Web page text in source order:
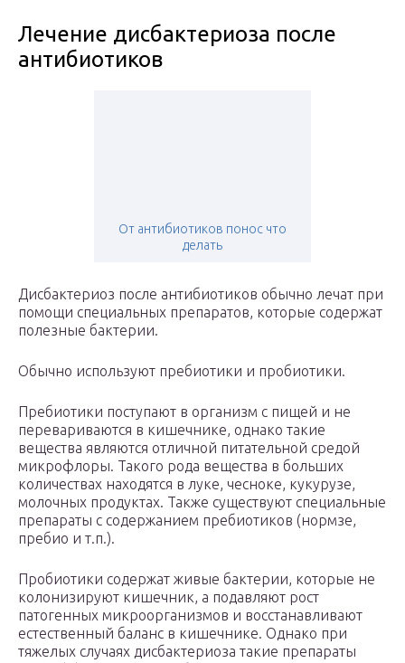
Лечение дисбактериоза после
антибиотиков
От антибиотиков понос что
делать
Дисбактериоз после антибиотиков обычно лечат при
помощи специальных препаратов, которые содержат
полезные бактерии.
Обычно используют пребиотики и пробиотики.
Пребиотики поступают в организм с пищей и не
перевариваются в кишечнике, однако такие
вещества являются отличной питательной средой
микрофлоры. Такого рода вещества в больших
количествах находятся в луке, чесноке, кукурузе,
молочных продуктах. Также существуют специальные
препараты с содержанием пребиотиков (нормзе,
пребио и т.п.).
Пробиотики содержат живые бактерии, которые не
колонизируют кишечник, а подавляют рост
патогенных микроорганизмов и восстанавливают
естественный баланс в кишечнике. Однако при
тяжелых случаях дисбактериоза такие препараты